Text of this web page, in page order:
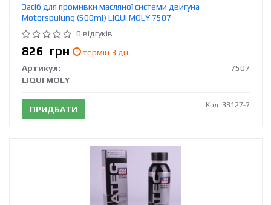
Засіб для промивки масляної системи двигуна
Motorspulung (500ml) LIQUI MOLY 7507
0 відгуків
826 грн
термін 3 дн.
Артикул:
7507
LIQUI MOLY
ПРИДБАТИ Код: 38127-7